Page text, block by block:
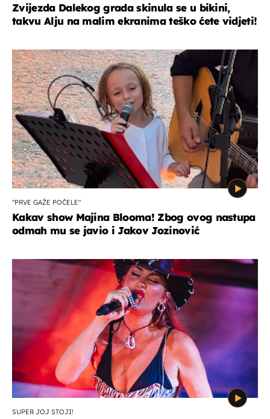
Zvijezda Dalekog grada skinula se u bikini,
takvu Alju na malim ekranima teško ćete vidjeti!
"PRVE GAŽE POČELE"
Kakav show Majina Blooma! Zbog ovog nastupa
odmah mu se javio i Jakov Jozinović
SUPER JOJ STOJI!